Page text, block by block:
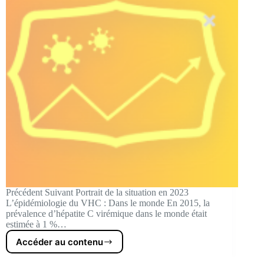
Précédent Suivant Portrait de la situation en 2023
L’épidémiologie du VHC : Dans le monde En 2015, la
prévalence d’hépatite C virémique dans le monde était
estimée à 1 %…
Accéder au contenu
Portrait